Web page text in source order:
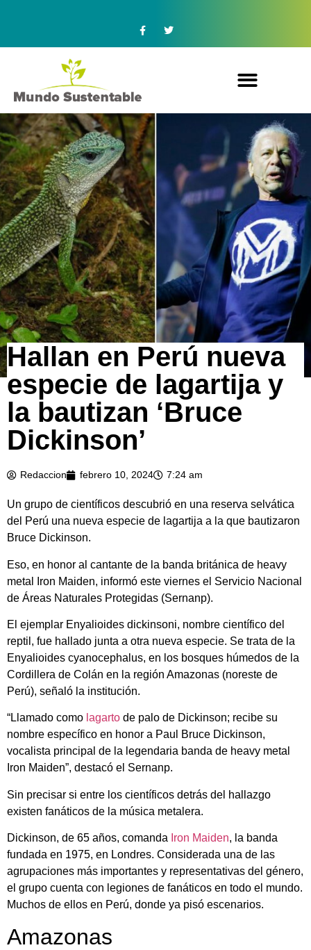
Hallan en Perú nueva
especie de lagartija y
la bautizan ‘Bruce
Dickinson’
Redaccion febrero 10, 2024 7:24 am
Un grupo de científicos descubrió en una reserva selvática
del Perú una nueva especie de lagartija a la que bautizaron
Bruce Dickinson.
Eso, en honor al cantante de la banda británica de heavy
metal Iron Maiden, informó este viernes el Servicio Nacional
de Áreas Naturales Protegidas (Sernanp).
El ejemplar Enyalioides dickinsoni, nombre científico del
reptil, fue hallado junta a otra nueva especie. Se trata de la
Enyalioides cyanocephalus, en los bosques húmedos de la
Cordillera de Colán en la región Amazonas (noreste de
Perú), señaló la institución.
“Llamado como lagarto de palo de Dickinson; recibe su
nombre específico en honor a Paul Bruce Dickinson,
vocalista principal de la legendaria banda de heavy metal
Iron Maiden”, destacó el Sernanp.
Sin precisar si entre los científicos detrás del hallazgo
existen fanáticos de la música metalera.
Dickinson, de 65 años, comanda Iron Maiden, la banda
fundada en 1975, en Londres. Considerada una de las
agrupaciones más importantes y representativas del género,
el grupo cuenta con legiones de fanáticos en todo el mundo.
Muchos de ellos en Perú, donde ya pisó escenarios.
Amazonas